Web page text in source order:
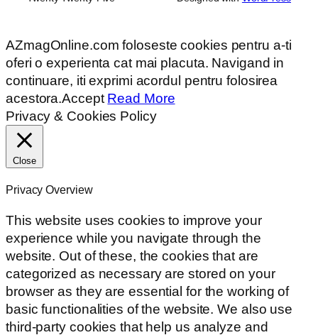
AZmagOnline.com foloseste cookies pentru a-ti
oferi o experienta cat mai placuta. Navigand in
continuare, iti exprimi acordul pentru folosirea
acestora.Accept Read More
Privacy & Cookies Policy
Close
Privacy Overview
This website uses cookies to improve your
experience while you navigate through the
website. Out of these, the cookies that are
categorized as necessary are stored on your
browser as they are essential for the working of
basic functionalities of the website. We also use
third-party cookies that help us analyze and